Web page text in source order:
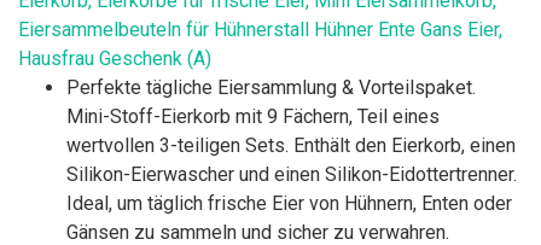
Eiersammelbeuteln für Hühnerstall Hühner Ente Gans Eier,
Hausfrau Geschenk (A)
Perfekte tägliche Eiersammlung & Vorteilspaket.
Mini-Stoff-Eierkorb mit 9 Fächern, Teil eines
wertvollen 3-teiligen Sets. Enthält den Eierkorb, einen
Silikon-Eierwascher und einen Silikon-Eidottertrenner.
Ideal, um täglich frische Eier von Hühnern, Enten oder
Gänsen zu sammeln und sicher zu verwahren.